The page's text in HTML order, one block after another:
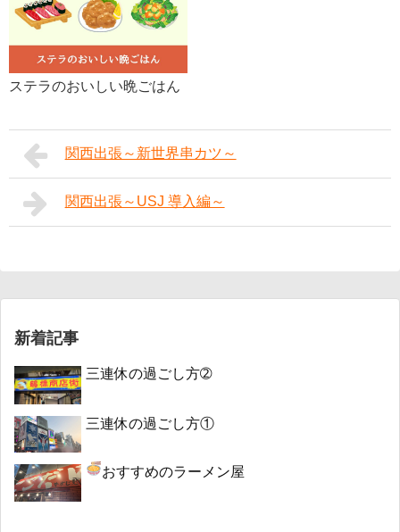
ステラのおいしい晩ごはん
関西出張～新世界串カツ～
関西出張～USJ 導入編～
新着記事
三連休の過ごし方➁
三連休の過ごし方①
おすすめのラーメン屋